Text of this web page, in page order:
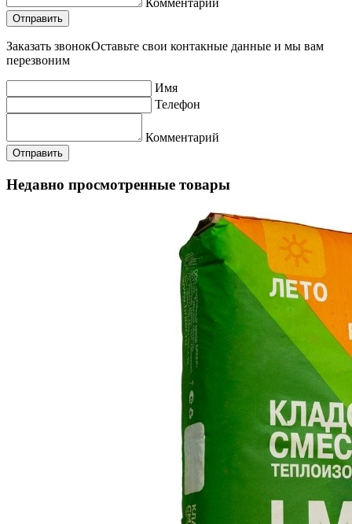
Комментарий
Заказать звонокОставьте свои контакные данные и мы вам
перезвоним
Имя
Телефон
Комментарий
Недавно просмотренные товары